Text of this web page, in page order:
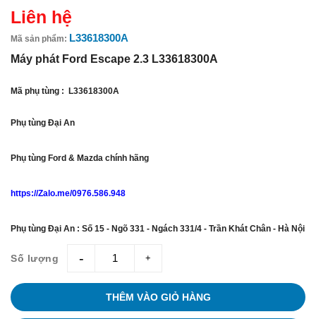
Liên hệ
Mã sản phẩm: L33618300A
Máy phát Ford Escape 2.3 L33618300A
Mã phụ tùng : L33618300A
Phụ tùng Đại An
Phụ tùng Ford & Mazda chính hãng
https://Zalo.me/0976.586.948
Phụ tùng Đại An : Số 15 - Ngõ 331 - Ngách 331/4 - Trần Khát Chân - Hà Nội
Số lượng giam tang
THÊM VÀO GIỎ HÀNG